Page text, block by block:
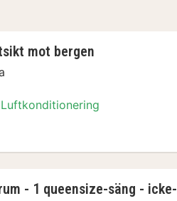
mot bergen
Luftkonditionering
- 1 queensize-säng -